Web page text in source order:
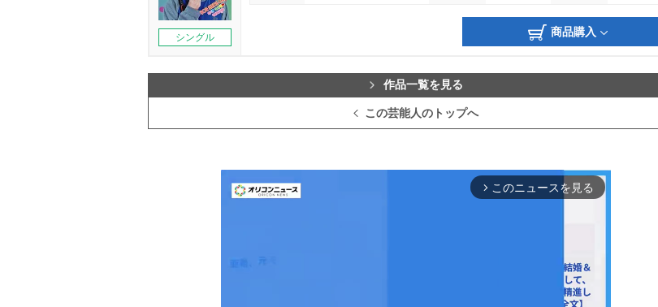
シングル 商品購入
作品一覧を見る
この芸能人のトップへ
arrow_forward_ios このニュースを見る